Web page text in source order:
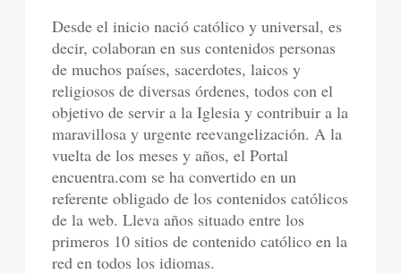
Desde el inicio nació católico y universal, es
decir, colaboran en sus contenidos personas
de muchos países, sacerdotes, laicos y
religiosos de diversas órdenes, todos con el
objetivo de servir a la Iglesia y contribuir a la
maravillosa y urgente reevangelización. A la
vuelta de los meses y años, el Portal
encuentra.com se ha convertido en un
referente obligado de los contenidos católicos
de la web. Lleva años situado entre los
primeros 10 sitios de contenido católico en la
red en todos los idiomas.